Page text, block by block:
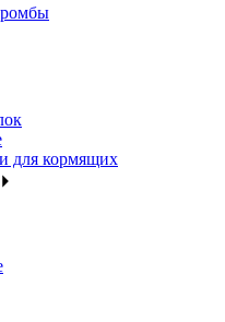
для кормящих